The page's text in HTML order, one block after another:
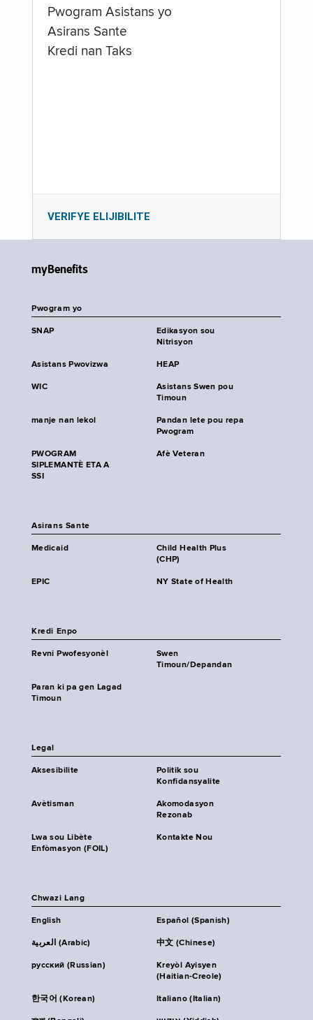
Pwogram Asistans yo
Asirans Sante
Kredi nan Taks
VERIFYE ELIJIBILITE
myBenefits
Pwogram yo
SNAP
Edikasyon sou
Nitrisyon
Asistans Pwovizwa HEAP
WIC
Asistans Swen pou
Timoun
manje nan lekol
Pandan lete pou repa
Pwogram
PWOGRAM
SIPLEMANTÈ ETA A
SSI
Afè Veteran
Asirans Sante
Medicaid
Child Health Plus
(CHP)
EPIC NY State of Health
Kredi Enpo
Revni Pwofesyonèl
Swen
Timoun/Depandan
Paran ki pa gen Lagad
Timoun
Legal
Aksesibilite
Politik sou
Konfidansyalite
Avètisman
Akomodasyon
Rezonab
Lwa sou Libète
Enfòmasyon (FOIL)
Kontakte Nou
Chwazi Lang
English Español (Spanish)
العربية (Arabic) 中文 (Chinese)
русский (Russian)
Kreyòl Ayisyen
(Haitian-Creole)
한국어 (Korean) Italiano (Italian)